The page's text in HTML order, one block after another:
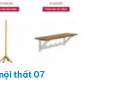
thất 07